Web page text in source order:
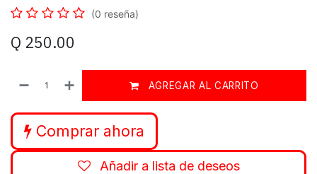
(0 reseña)
Q 250.00
AGREGAR AL CARRITO
Comprar ahora
Añadir a lista de deseos